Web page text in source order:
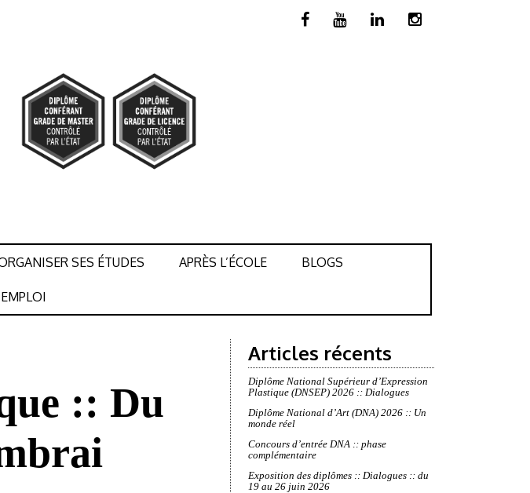
SES ÉTUDES APRÈS L’ÉCOLE BLOGS
:: Du
Articles récents
Diplôme National Supérieur d’Expression
Plastique (DNSEP) 2026 :: Dialogues
Diplôme National d’Art (DNA) 2026 :: Un
monde réel
Concours d’entrée DNA :: phase
complémentaire
Exposition des diplômes :: Dialogues :: du
19 au 26 juin 2026